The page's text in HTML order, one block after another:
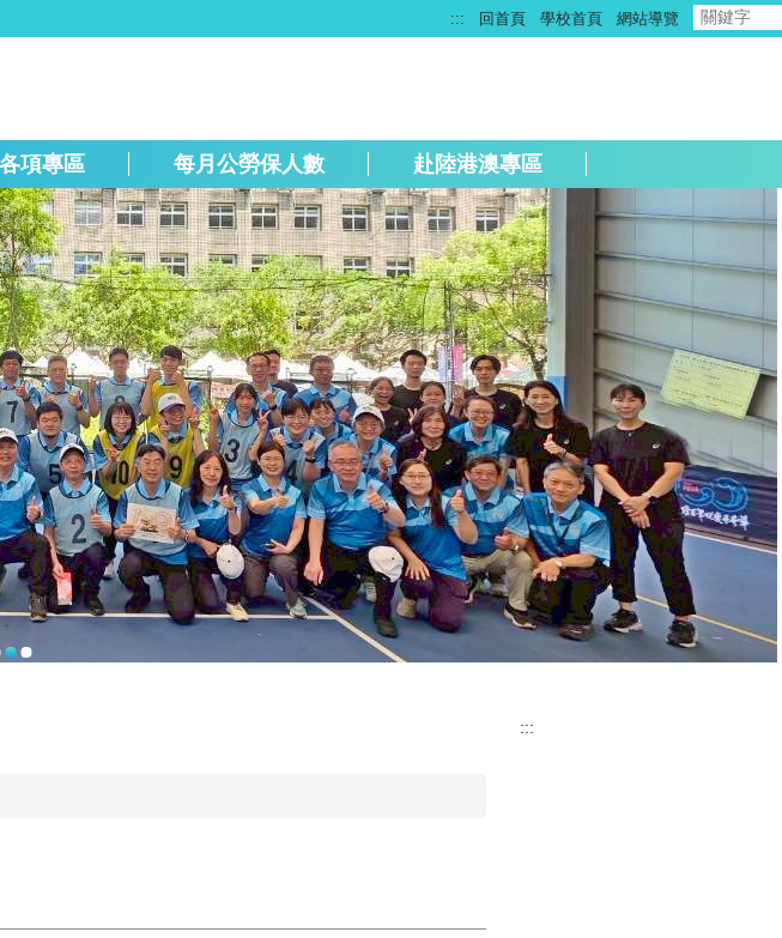
::: 回首頁 學校首頁 網站導覽
各項專區 每月公勞保人數 赴陸港澳專區
:::